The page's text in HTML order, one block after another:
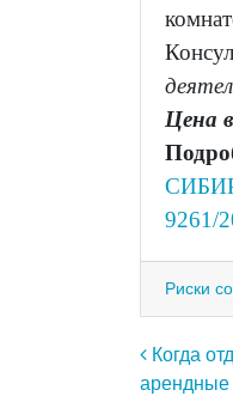
Цена
9261/
Риски
Когда
арендные